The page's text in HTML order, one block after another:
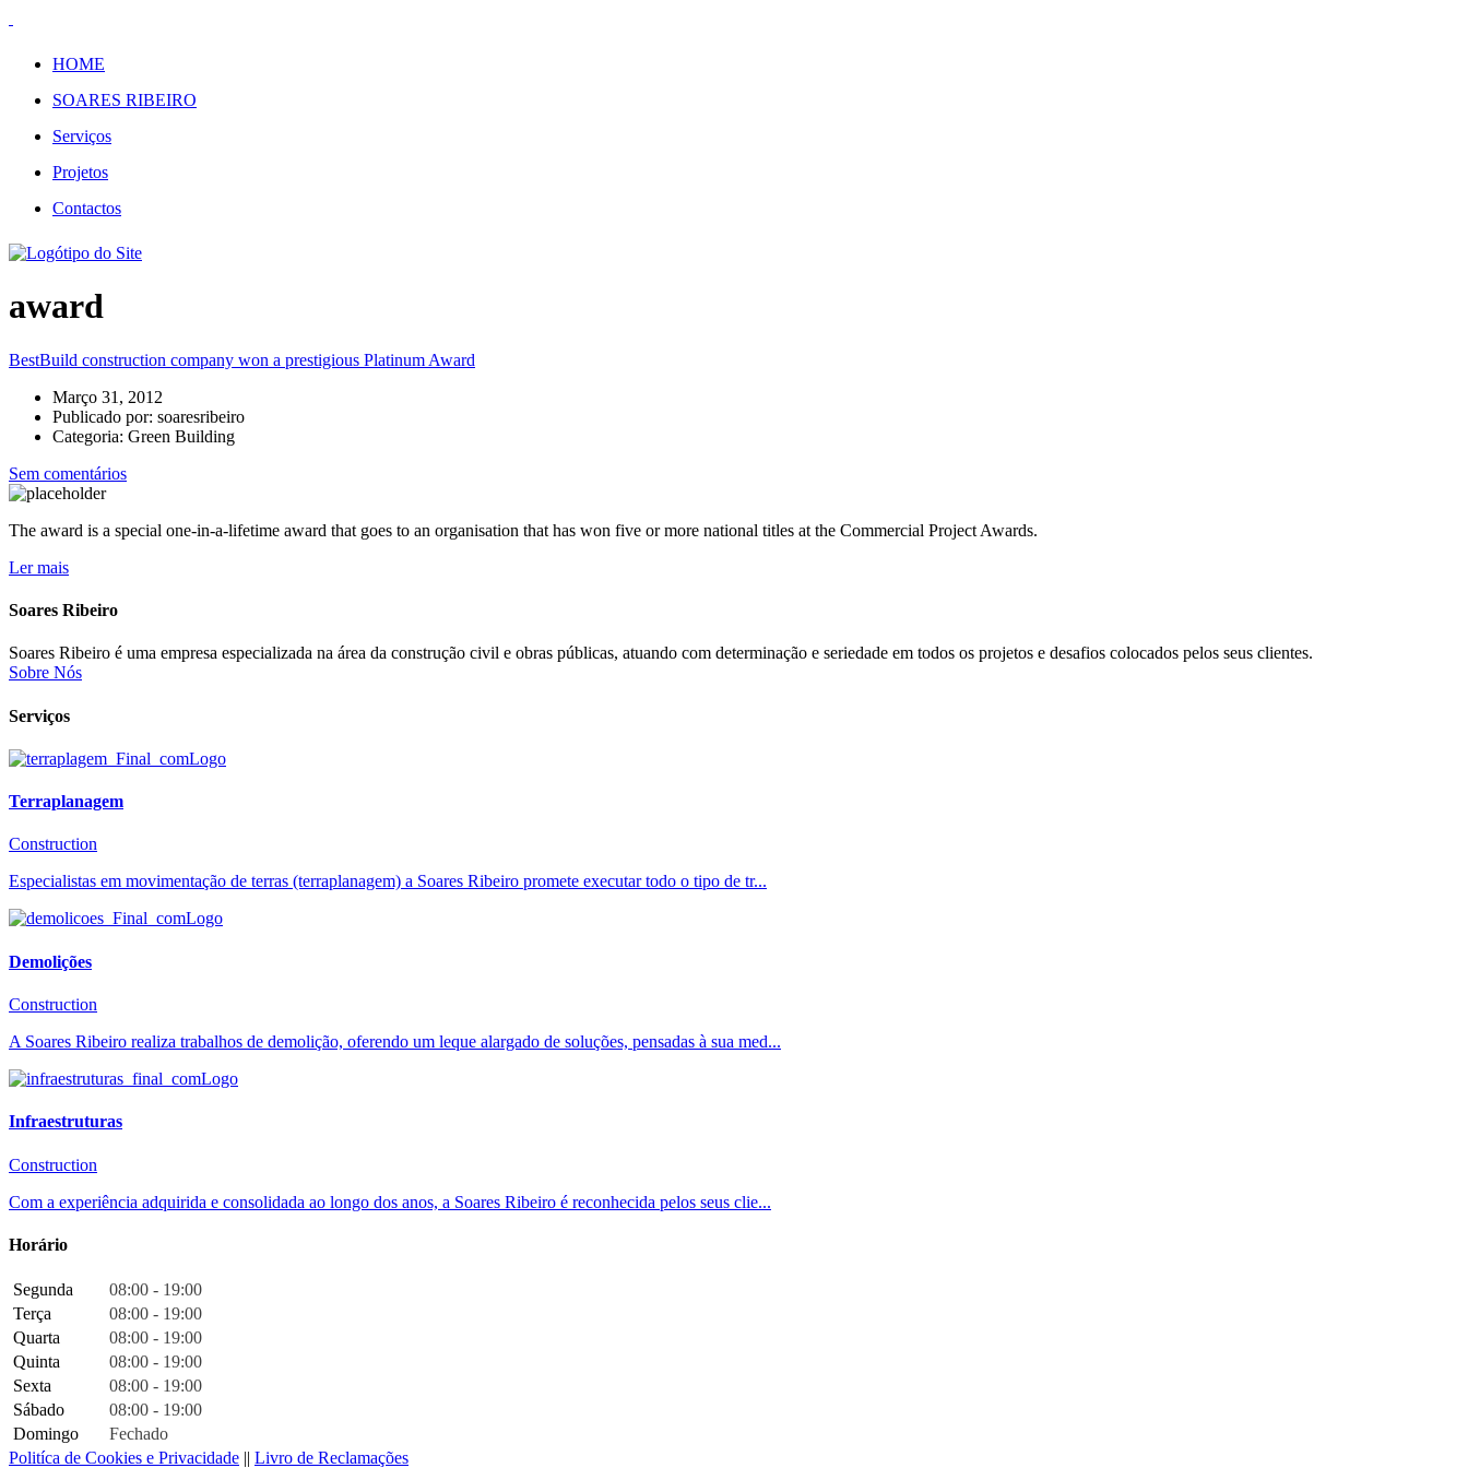
HOME
SOARES RIBEIRO
Serviços
Projetos
Contactos
award
BestBuild construction company won a prestigious Platinum Award
Março 31, 2012
Publicado por: soaresribeiro
Categoria: Green Building
Sem comentários
The award is a special one-in-a-lifetime award that goes to an organisation that has won five or more national titles at the Commercial Project Awards.
Ler mais
Soares Ribeiro
Soares Ribeiro é uma empresa especializada na área da construção civil e obras públicas, atuando com determinação e seriedade em todos os projetos e desafios colocados pelos seus clientes.
Sobre Nós
Serviços
Terraplanagem
Construction
Especialistas em movimentação de terras (terraplanagem) a Soares Ribeiro promete executar todo o tipo de tr...
Demolições
Construction
A Soares Ribeiro realiza trabalhos de demolição, oferendo um leque alargado de soluções, pensadas à sua med...
Infraestruturas
Construction
Com a experiência adquirida e consolidada ao longo dos anos, a Soares Ribeiro é reconhecida pelos seus clie...
Horário
Segunda
08:00 - 19:00
Terça
08:00 - 19:00
Quarta
08:00 - 19:00
Quinta
08:00 - 19:00
Sexta
08:00 - 19:00
Sábado
08:00 - 19:00
Domingo
Fechado
Politíca de Cookies e Privacidade || Livro de Reclamações